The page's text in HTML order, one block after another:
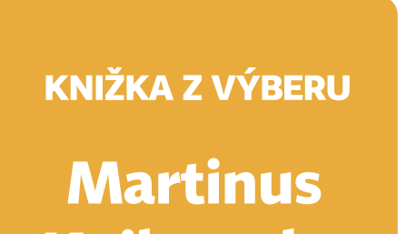
Vyhľadávanie